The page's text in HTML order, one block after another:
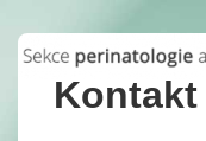
Přeskočit
Kontakt